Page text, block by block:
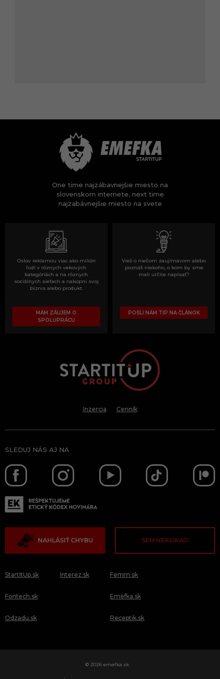
One time najzábavnejšie miesto na
slovenskom internete, next time
najzabávnejšie miesto na svete
Oslov reklamou viac ako milión
ľudí v rôznych vekových
kategóriách a na rôznych
sociálnych sieťach a nakopni svoj
biznis alebo produkt.
MÁM ZÁUJEM O
SPOLUPRÁCU
Vieš o niečom zaujímavom alebo
poznáš niekoho, o kom by sme
mali určite napísať?
POŠLI NÁM TIP NA ČLÁNOK
Inzercia Cenník
SLEDUJ NÁS AJ NA
NAHLÁSIŤ CHYBU SEM NEKLIKAJ!
StartItUp.sk
Fontech.sk
Odzadu.sk
Interez.sk Femm.sk
Emefka.sk
Receptik.sk
© 2026 emefka.sk